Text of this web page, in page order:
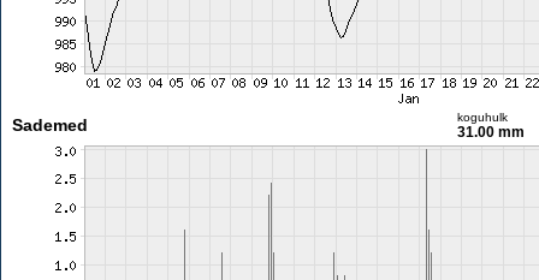
Sademed koguhulk
31.00 mm